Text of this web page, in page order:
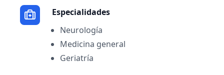
Especialidades
Neurología
Medicina general
Geriatría